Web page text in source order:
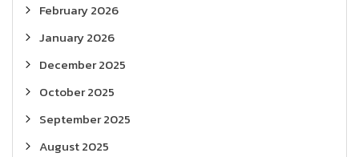
February 2026
January 2026
December 2025
October 2025
September 2025
August 2025